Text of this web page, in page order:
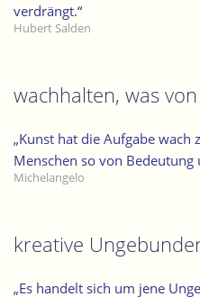
verdrängt.“
Hubert Salden
wachhalten, was
„Kunst hat die Aufgabe wach
Menschen so von Bedeutung
Michelangelo
kreative
„Es handelt sich um jene